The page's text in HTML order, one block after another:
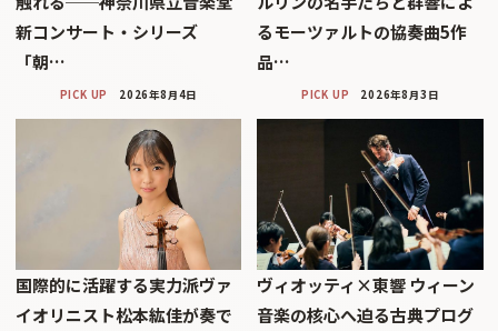
新コンサート・シリーズ
「朝…
PICK UP 2026年8月4日
るモーツァルトの協奏曲5作
品…
PICK UP 2026年8月3日
国際的に活躍する実力派ヴァ
イオリニスト松本紘佳が奏で
ヴィオッティ×東響 ウィーン
音楽の核心へ迫る古典プログ